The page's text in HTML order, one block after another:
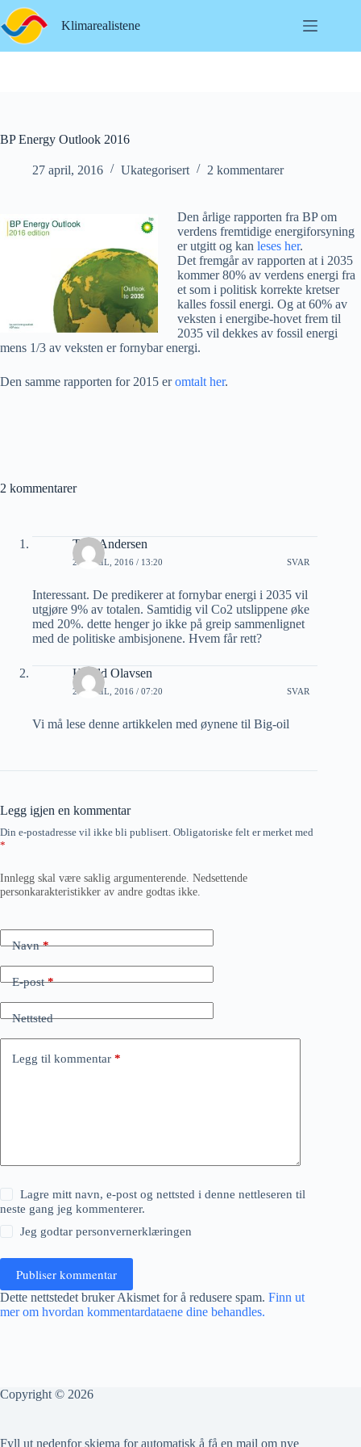
Hopp
til
innholdet
Klimarealistene
BP Energy Outlook 2016
27 april, 2016 Ukategorisert 2 kommentarer
Den årlige rapporten fra BP om
verdens fremtidige energiforsyning
er utgitt og kan leses her.
Det fremgår av rapporten at i 2035
kommer 80% av verdens energi fra
et som i politisk korrekte kretser
kalles fossil energi. Og at 60% av
veksten i energibe-hovet frem til
2035 vil dekkes av fossil energi
mens 1/3 av veksten er fornybar energi.
Den samme rapporten for 2015 eromtalt her.
2 kommentarer
Tore Andersen
27 APRIL, 2016 / 13:20 SVAR
Interessant. De predikerer at fornybar energi i 2035 vil
utgjøre 9% av totalen. Samtidig vil Co2 utslippene øke
med 20%. dette henger jo ikke på greip sammenlignet
med de politiske ambisjonene. Hvem får rett?
Harald Olavsen
28 APRIL, 2016 / 07:20 SVAR
Vi må lese denne artikkelen med øynene til Big-oil
Legg igjen en kommentar
Din e-postadresse vil ikke bli publisert. Obligatoriske felt er merket med
*
Innlegg skal være saklig argumenterende. Nedsettende
personkarakteristikker av andre godtas ikke.
Navn*
E-post*
Nettsted
Legg til kommentar *
Lagre mitt navn, e-post og nettsted i denne nettleseren til
neste gang jeg kommenterer.
Jeg godtarpersonvernerklæringen
Publiser kommentar
Dette nettstedet bruker Akismet for å redusere spam. Finn ut
mer om hvordan kommentardataene dine behandles.
Copyright © 2026
Fyll ut nedenfor skjema for automatisk å få en mail om nye